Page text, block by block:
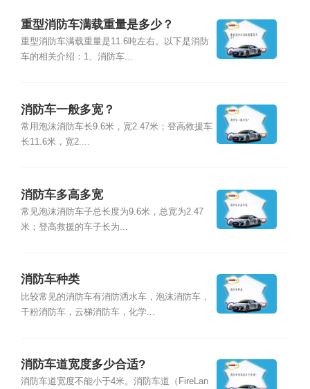
重型消防车满载重量是多少？
重型消防车满载重量是11.6吨左右。以下是消防
车的相关介绍：1、消防车...
消防车一般多宽？
常用泡沫消防车长9.6米，宽2.47米；登高救援车
长11.6米，宽2....
消防车多高多宽
常见泡沫消防车子总长度为9.6米，总宽为2.47
米；登高救援的车子长为...
消防车种类
比较常见的消防车有消防洒水车，泡沫消防车，
干粉消防车，云梯消防车，化学...
消防车道宽度多少合适?
消防车道宽度不能小于4米。消防车道（FireLan